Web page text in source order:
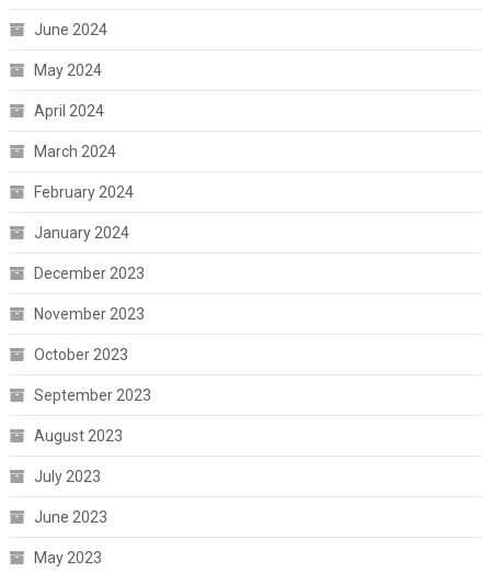
June 2024
May 2024
April 2024
March 2024
February 2024
January 2024
December 2023
November 2023
October 2023
September 2023
August 2023
July 2023
June 2023
May 2023